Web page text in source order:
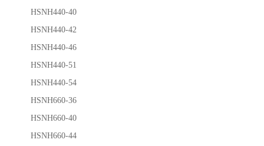
HSNH440-40
HSNH440-42
HSNH440-46
HSNH440-51
HSNH440-54
HSNH660-36
HSNH660-40
HSNH660-44